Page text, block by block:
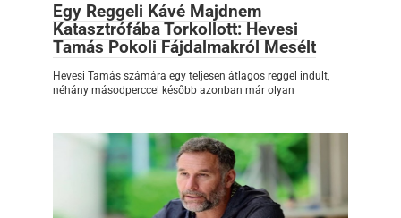
Egy Reggeli Kávé Majdnem
Katasztrófába Torkollott: Hevesi
Tamás Pokoli Fájdalmakról Mesélt
Hevesi Tamás számára egy teljesen átlagos reggel indult,
néhány másodperccel később azonban már olyan